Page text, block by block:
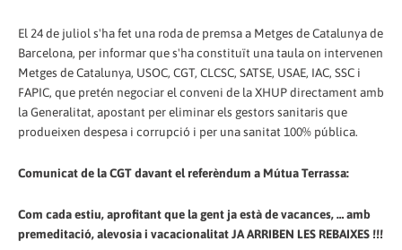
El 24 de juliol s'ha fet una roda de premsa a Metges de Catalunya de
Barcelona, per informar que s'ha constituït una taula on intervenen
Metges de Catalunya, USOC, CGT, CLCSC, SATSE, USAE, IAC, SSC i
FAPIC, que pretén negociar el conveni de la XHUP directament amb
la Generalitat, apostant per eliminar els gestors sanitaris que
produeixen despesa i corrupció i per una sanitat 100% pública.
Comunicat de la CGT davant el referèndum a Mútua Terrassa:
Com cada estiu, aprofitant que la gent ja està de vacances, … amb
premeditació, alevosia i vacacionalitat JA ARRIBEN LES REBAIXES !!!